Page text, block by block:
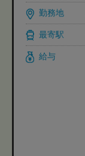
勤務地
最寄駅
給与